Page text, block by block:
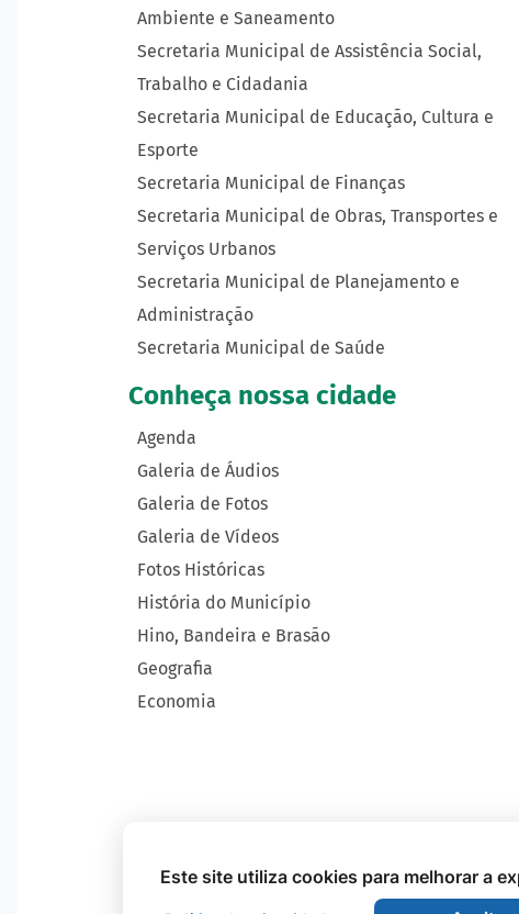
Ambiente e Saneamento
Secretaria Municipal de Assistência Social,
Trabalho e Cidadania
Secretaria Municipal de Educação, Cultura e
Esporte
Secretaria Municipal de Finanças
Secretaria Municipal de Obras, Transportes e
Serviços Urbanos
Secretaria Municipal de Planejamento e
Administração
Secretaria Municipal de Saúde
Conheça nossa cidade
Agenda
Galeria de Áudios
Galeria de Fotos
Galeria de Vídeos
Fotos Históricas
História do Município
Hino, Bandeira e Brasão
Geografia
Economia
Este site utiliza cookies para melhorar a